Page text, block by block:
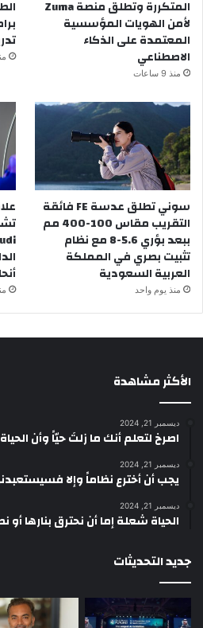
المتكررة وتطلق منصة Zuma
لأمن الهويات المؤسسية
المعتمدة على الذكاء
الاصطناعي
منذ 9 ساعات
سوني تطلق عدسة FE فائقة
التقريب مقاس 100-400 مم
ببعد بؤري 5.6-8 مع نظام
تثبيت بصري في المملكة
العربية السعودية
منذ يوم واحد
الأكثر مشاهدة
ديسمبر 21, 2024
‫اصرخ لتعلم أنك ما زلتَ حيّاً وأن
ديسمبر 21, 2024
يجب أن أخترع نظاماً وإلا
ديسمبر 21, 2024
الحياة شعلة إما أن نحترق بنارها
جديد التحديثات